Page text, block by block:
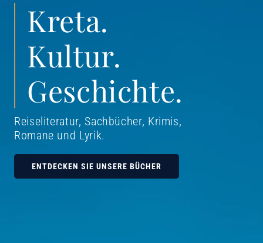
Kreta.
Kultur.
Geschichte.
Reiseliteratur, Sachbücher, Krimis,
Romane und Lyrik.
ENTDECKEN SIE UNSERE BÜCHER